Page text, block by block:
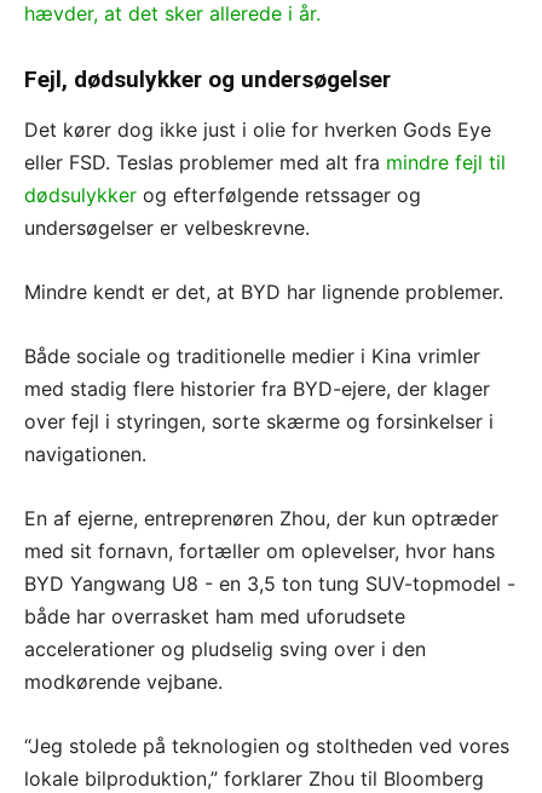
hævder, at det sker allerede i år.
Fejl, dødsulykker og undersøgelser
Det kører dog ikke just i olie for hverken Gods Eye
eller FSD. Teslas problemer med alt fra mindre fejl til
dødsulykker og efterfølgende retssager og
undersøgelser er velbeskrevne.
Mindre kendt er det, at BYD har lignende problemer.
Både sociale og traditionelle medier i Kina vrimler
med stadig flere historier fra BYD-ejere, der klager
over fejl i styringen, sorte skærme og forsinkelser i
navigationen.
En af ejerne, entreprenøren Zhou, der kun optræder
med sit fornavn, fortæller om oplevelser, hvor hans
BYD Yangwang U8 - en 3,5 ton tung SUV-topmodel -
både har overrasket ham med uforudsete
accelerationer og pludselig sving over i den
modkørende vejbane.
“Jeg stolede på teknologien og stoltheden ved vores
lokale bilproduktion,” forklarer Zhou til Bloomberg